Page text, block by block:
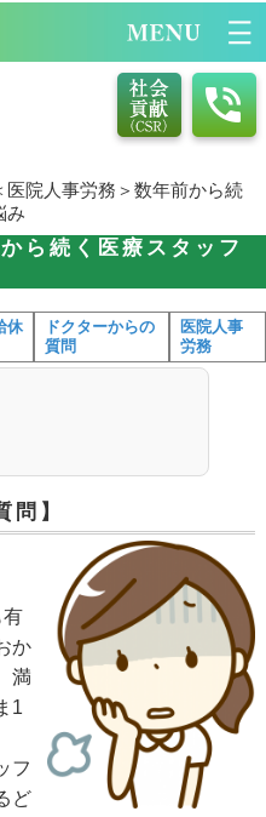
医院人事労務＞数年前から続
み
ら続く医療スタッフ
休
ドクターからの
質問
医院人事
労務
問】
有
か
満
1
フ
ど